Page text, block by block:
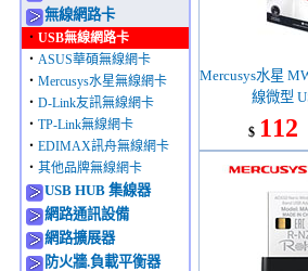
無線網路卡
‧ USB無線網路卡
‧ ASUS華碩無線網卡
‧ Mercusys水星無線網卡
‧ D-Link友訊無線網卡
‧ TP-Link無線網卡
‧ EDIMAX訊舟無線網卡
‧ 其他品牌無線網卡
USB HUB 集線器
網路通訊設備
網路擴展器
防火牆.負載平衡器
Mercusys水星
線微型
$ 112